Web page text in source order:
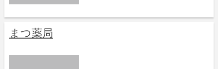
まつ薬局